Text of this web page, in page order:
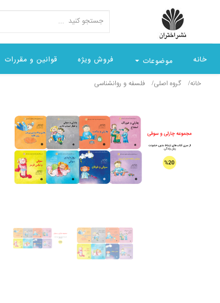
خانه موضوعات فروش ویژه قوانین و مقررات
خانه گروه اصلی فلسفه و روانشناسی